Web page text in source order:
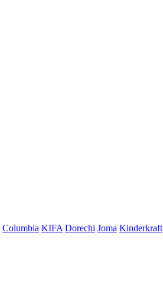
Columbia KIFA Dorechi Joma Kinderkraft